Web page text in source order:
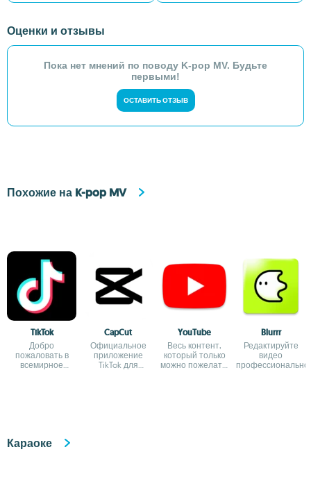
Оценки и отзывы
Пока нет мнений по поводу K-pop MV. Будьте
первыми!
ОСТАВИТЬ ОТЗЫВ
Похожие на K-pop MV
TikTok
Добро
пожаловать в
всемирное
CapCut
Официальное
приложение
TikTok для
YouTube
Весь контент,
который только
можно пожелать,
Blurrr
Редактируйте
видео
профессионально
Караоке